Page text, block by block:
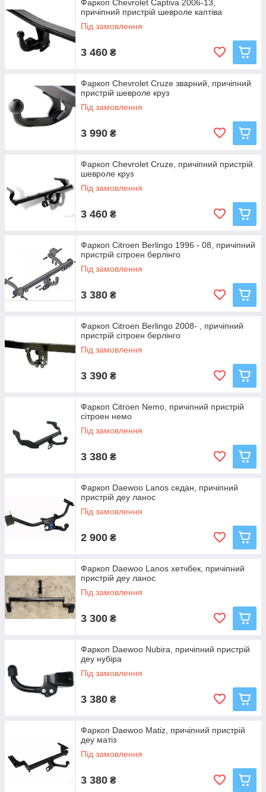
Фаркоп Chevrolet Captiva 2006-13,
причіпний пристрій шевроле каптіва
Під замовлення
3 460 ₴
Фаркоп Chevrolet Cruze зварний, причіпний
пристрій шевроле круз
Під замовлення
3 990 ₴
Фаркоп Chevrolet Cruze, причіпний пристрій
шевроле круз
Під замовлення
3 460 ₴
Фаркоп Citroen Berlingo 1996 - 08, причіпний
пристрій сітроен берлінго
Під замовлення
3 380 ₴
Фаркоп Citroen Berlingo 2008- , причіпний
пристрій сітроен берлінго
Під замовлення
3 390 ₴
Фаркоп Citroen Nemo, причіпний пристрій
сітроен немо
Під замовлення
3 380 ₴
Фаркоп Daewoo Lanos седан, причіпний
пристрій деу ланос
Під замовлення
2 900 ₴
Фаркоп Daewoo Lanos хетчбек, причіпний
пристрій деу ланос
Під замовлення
3 300 ₴
Фаркоп Daewoo Nubira, причіпний пристрій
деу нубіра
Під замовлення
3 380 ₴
Фаркоп Daewoo Matiz, причіпний пристрій
деу матіз
Під замовлення
3 380 ₴